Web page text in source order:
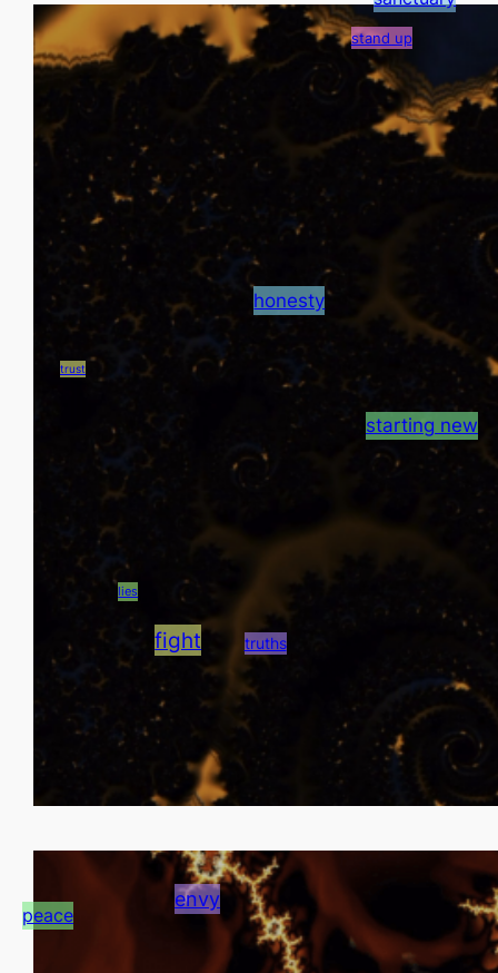
Whisper of Temptation
envy
fight
honesty
lies
peace
stand up
starting new
trust
truths